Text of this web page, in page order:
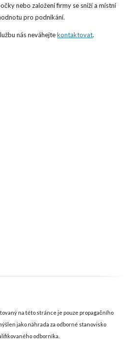
nebo založení firmy se sníží a místní
pro podnikání.
nás neváhejte kontaktovat.
na této stránce je pouze propagačního
jako náhrada za odborné stanovisko
odborníka.